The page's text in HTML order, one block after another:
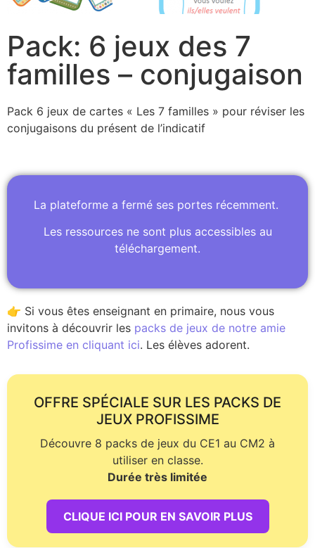
Pack: 6 jeux des 7
familles – conjugaison
Pack 6 jeux de cartes « Les 7 familles » pour réviser les
conjugaisons du présent de l’indicatif
La plateforme a fermé ses portes récemment.
Les ressources ne sont plus accessibles au
téléchargement.
👉 Si vous êtes enseignant en primaire, nous vous
invitons à découvrir les packs de jeux de notre amie
Profissime en cliquant ici. Les élèves adorent.
OFFRE SPÉCIALE SUR LES PACKS DE
JEUX PROFISSIME
Découvre 8 packs de jeux du CE1 au CM2 à
utiliser en classe.
Durée très limitée
CLIQUE ICI POUR EN SAVOIR PLUS